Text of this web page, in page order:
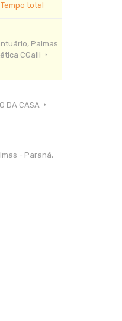
Tempo total
Palmas
CGalli
DA CASA
- Paraná,